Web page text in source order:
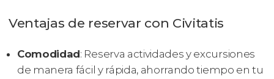
Ventajas de reservar con Civitatis
Comodidad: Reserva actividades y excursiones
de manera fácil y rápida, ahorrando tiempo en tu